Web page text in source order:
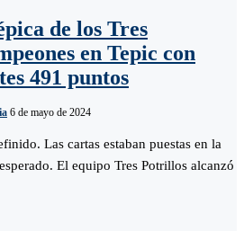
de los Tres
en Tepic con
491 puntos
6 de mayo de 2024
Las cartas estaban puestas en la
El equipo Tres Potrillos alcanzó